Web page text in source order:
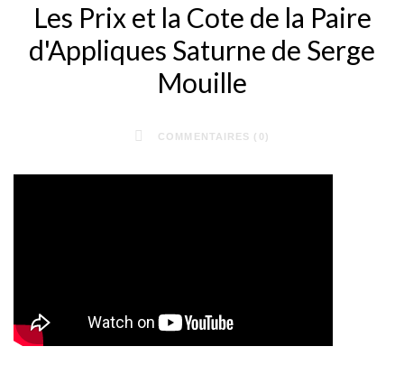
Les Prix et la Cote de la Paire
d'Appliques Saturne de Serge
Mouille
COMMENTAIRES (0)